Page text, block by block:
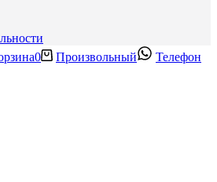
0 Произвольный Телефон